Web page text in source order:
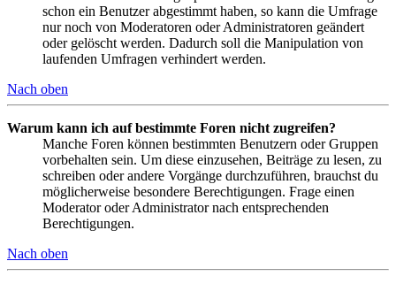
schon ein Benutzer abgestimmt haben, so kann die Umfrage
nur noch von Moderatoren oder Administratoren geändert
oder gelöscht werden. Dadurch soll die Manipulation von
laufenden Umfragen verhindert werden.
Nach oben
Warum kann ich auf bestimmte Foren nicht zugreifen?
Manche Foren können bestimmten Benutzern oder Gruppen
vorbehalten sein. Um diese einzusehen, Beiträge zu lesen, zu
schreiben oder andere Vorgänge durchzuführen, brauchst du
möglicherweise besondere Berechtigungen. Frage einen
Moderator oder Administrator nach entsprechenden
Berechtigungen.
Nach oben